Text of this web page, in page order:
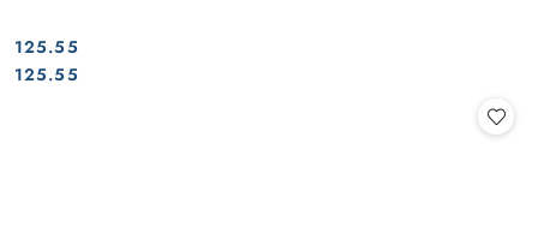
Cena:
125.55
Cena:
125.55